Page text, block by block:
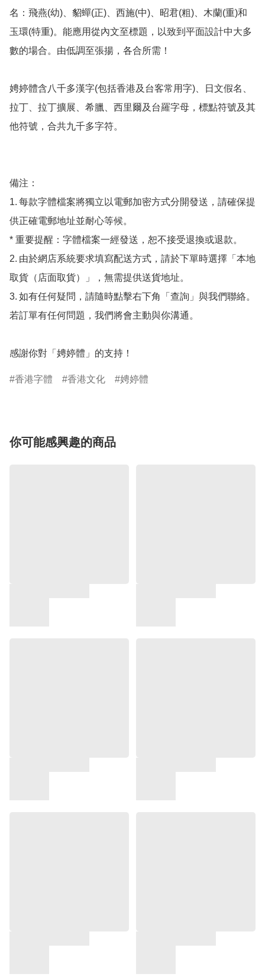
名：飛燕(幼)、貂蟬(正)、西施(中)、昭君(粗)、木蘭(重)和
玉環(特重)。能應用從內文至標題，以致到平面設計中大多
數的場合。由低調至張揚，各合所需！
娉婷體含八千多漢字(包括香港及台客常用字)、日文假名、
拉丁、拉丁擴展、希臘、西里爾及台羅字母，標點符號及其
他符號，合共九千多字符。
備注：
1.	每款字體檔案將獨立以電郵加密方式分開發送，請確保提
供正確電郵地址並耐心等候。
* 重要提醒：字體檔案一經發送，恕不接受退換或退款。
2.	由於網店系統要求填寫配送方式，請於下單時選擇「本地
取貨（店面取貨）」，無需提供送貨地址。
3.	如有任何疑問，請隨時點擊右下角「查詢」與我們聯絡。
若訂單有任何問題，我們將會主動與你溝通。
感謝你對「娉婷體」的支持！
香港字體 香港文化 娉婷體
你可能感興趣的商品